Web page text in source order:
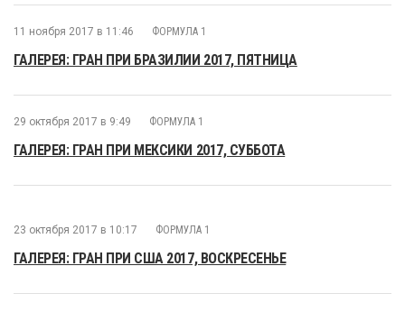
11 ноября 2017 в 11:46 ФОРМУЛА 1
ГАЛЕРЕЯ: ГРАН ПРИ БРАЗИЛИИ 2017, ПЯТНИЦА
29 октября 2017 в 9:49 ФОРМУЛА 1
ГАЛЕРЕЯ: ГРАН ПРИ МЕКСИКИ 2017, СУББОТА
23 октября 2017 в 10:17 ФОРМУЛА 1
ГАЛЕРЕЯ: ГРАН ПРИ США 2017, ВОСКРЕСЕНЬЕ